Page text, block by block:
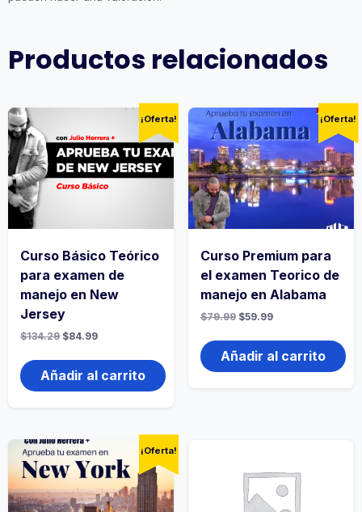
Productos relacionados
¡Oferta!
Curso Básico Teórico
para examen de
manejo en New
Jersey
$134.29 $84.99
Añadir al carrito
¡Oferta!
Curso Premium para
el examen Teorico de
manejo en Alabama
$79.99 $59.99
Añadir al carrito
¡Oferta!